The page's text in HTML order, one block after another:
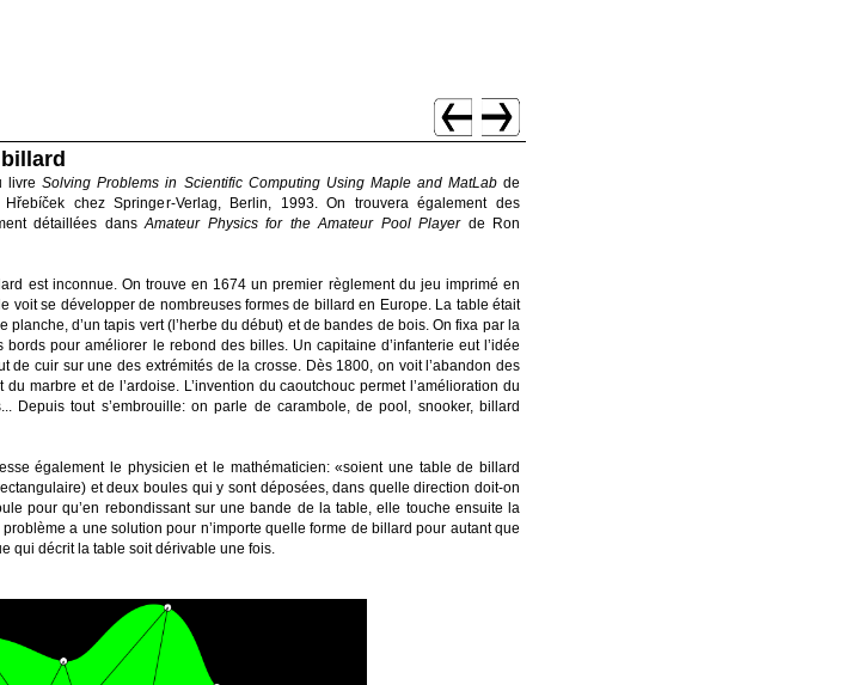
livreSolving Problems in Scientific Computing Using Maple and MatLabde
chez Springer-Verlag, Berlin, 1993. On trouvera également des
détaillées dansAmateur Physics for the Amateur Pool Playerde Ron
est inconnue. On trouve en 1674 un premier règlement du jeu imprimé en
voit se développer de nombreuses formes de billard en Europe. La table était
planche, d’un tapis vert (l’herbe du début) et de bandes de bois. On fixa par la
bords pour améliorer le rebond des billes. Un capitaine d’infanterie eut l’idée
de cuir sur une des extrémités de la crosse. Dès 1800, on voit l’abandon des
marbre et de l’ardoise. L’invention du caoutchouc permet l’amélioration du
Depuis tout s’embrouille: on parle de carambole, de pool, snooker, billard
également le physicien et le mathématicien: «soient une table de billard
et deux boules qui y sont déposées, dans quelle direction doit-on
pour qu’en rebondissant sur une bande de la table, elle touche ensuite la
a une solution pour n’importe quelle forme de billard pour autant que
qui décrit la table soit dérivable une fois.